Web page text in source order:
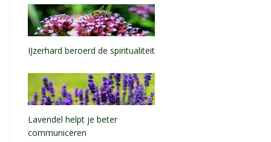
IJzerhard beroerd de spiritualiteit
Lavendel helpt je beter
communiceren